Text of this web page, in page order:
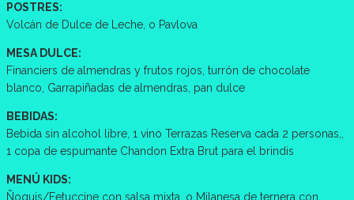
POSTRES:
Volcán de Dulce de Leche, o Pavlova
MESA DULCE:
Financiers de almendras y frutos rojos, turrón de chocolate
blanco, Garrapiñadas de almendras, pan dulce
BEBIDAS:
Bebida sin alcohol libre, 1 vino Terrazas Reserva cada 2 personas,,
1 copa de espumante Chandon Extra Brut para el brindis
MENÚ KIDS:
Ñoquis/Fetuccine con salsa mixta, o Milanesa de ternera con